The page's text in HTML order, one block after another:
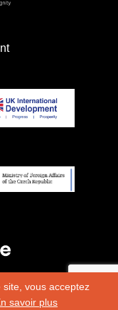
vous acceptez
savoir plus